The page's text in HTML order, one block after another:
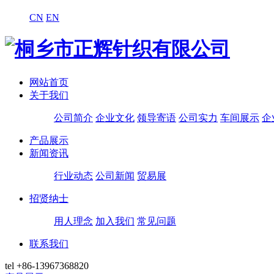
CN EN
网站首页
关于我们
公司简介 企业文化 领导寄语 公司实力 车间展示 企
产品展示
新闻资讯
行业动态 公司新闻 贸易展
招贤纳士
用人理念 加入我们 常见问题
联系我们
tel +86-13967368820